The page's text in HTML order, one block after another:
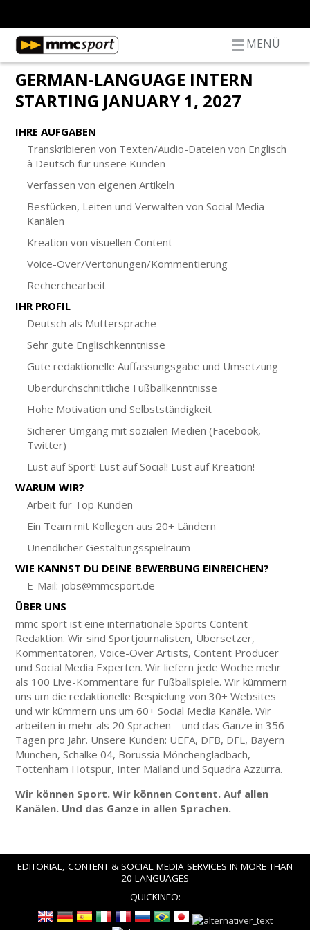
MENÜ
GERMAN-LANGUAGE INTERN
STARTING JANUARY 1, 2027
IHRE AUFGABEN
Transkribieren von Texten/Audio-Dateien von Englisch
à Deutsch für unsere Kunden
Verfassen von eigenen Artikeln
Bestücken, Leiten und Verwalten von Social Media-
Kanälen
Kreation von visuellen Content
Voice-Over/Vertonungen/Kommentierung
Recherchearbeit
IHR PROFIL
Deutsch als Muttersprache
Sehr gute Englischkenntnisse
Gute redaktionelle Auffassungsgabe und Umsetzung
Überdurchschnittliche Fußballkenntnisse
Hohe Motivation und Selbstständigkeit
Sicherer Umgang mit sozialen Medien (Facebook,
Twitter)
Lust auf Sport! Lust auf Social! Lust auf Kreation!
WARUM WIR?
Arbeit für Top Kunden
Ein Team mit Kollegen aus 20+ Ländern
Unendlicher Gestaltungsspielraum
WIE KANNST DU DEINE BEWERBUNG EINREICHEN?
E-Mail: jobs@mmcsport.de
ÜBER UNS
mmc sport ist eine internationale Sports Content
Redaktion. Wir sind Sportjournalisten, Übersetzer,
Kommentatoren, Voice-Over Artists, Content Producer
und Social Media Experten. Wir liefern jede Woche mehr
als 100 Live-Kommentare für Fußballspiele. Wir kümmern
uns um die redaktionelle Bespielung von 30+ Websites
und wir kümmern uns um 60+ Social Media Kanäle. Wir
arbeiten in mehr als 20 Sprachen – und das Ganze in 356
Tagen pro Jahr. Unsere Kunden: UEFA, DFB, DFL, Bayern
München, Schalke 04, Borussia Mönchengladbach,
Tottenham Hotspur, Inter Mailand und Squadra Azzurra.
Wir können Sport. Wir können Content. Auf allen
Kanälen. Und das Ganze in allen Sprachen.
EDITORIAL, CONTENT & SOCIAL MEDIA SERVICES IN MORE THAN
20 LANGUAGES
QUICKINFO: